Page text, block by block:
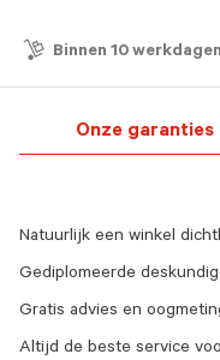
Binnen 10
Onze garanties
Natuurlijk een winkel
Gediplomeerde
Gratis advies en
Altijd de beste service